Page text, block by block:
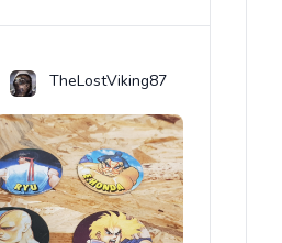
TheLostViking87